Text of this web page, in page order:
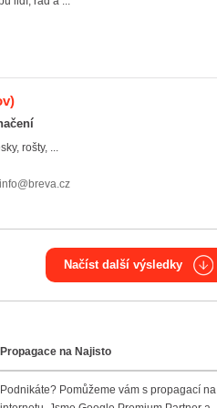
rošty, ...
info@breva.cz
Načíst další výsledky
Najisto
Propagace na Najisto
Podnikáte? Pomůžeme vám s propagací na